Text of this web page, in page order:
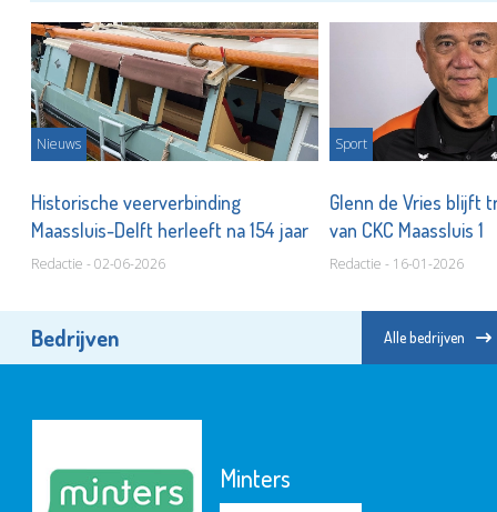
Nieuws
Historische veerverbinding
Maassluis-Delft herleeft na 154 jaar
Redactie - 02-06-2026
Sport
Glenn de Vries blijft
van CKC Maassluis 1
Redactie - 16-01-2026
Bedrijven Alle bedrijven
Minters